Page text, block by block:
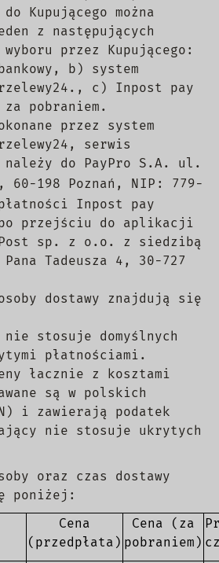
Kupującego można
z następujących
wyboru przez Kupującego:
b) system
c) Inpost pay
pobraniem.
przez system
serwis
należy do PayPro S.A . ul.
60-198 Poznań, NIP:
779-
Inpost pay
po przejściu do aplikacji
sp. z o.o. z siedzibą
Tadeusza 4, 30-727
dostawy znajdują się
nie stosuje domyślnych
płatnościami.
łacznie z kosztami
są w polskich
i zawierają podatek
nie stosuje ukrytych
oraz czas dostawy
poniżej:
Cena
(przedpłata)
Cena (za
pobraniem)